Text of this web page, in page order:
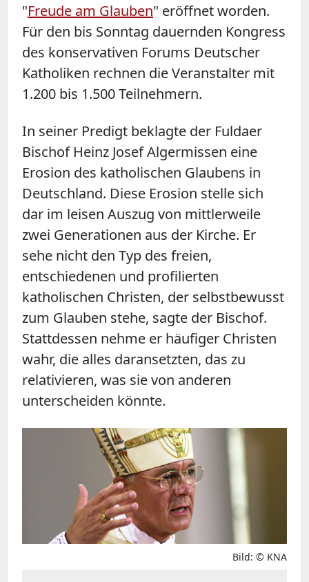
"Freude am Glauben" eröffnet worden.
Für den bis Sonntag dauernden Kongress
des konservativen Forums Deutscher
Katholiken rechnen die Veranstalter mit
1.200 bis 1.500 Teilnehmern.
In seiner Predigt beklagte der Fuldaer
Bischof Heinz Josef Algermissen eine
Erosion des katholischen Glaubens in
Deutschland. Diese Erosion stelle sich
dar im leisen Auszug von mittlerweile
zwei Generationen aus der Kirche. Er
sehe nicht den Typ des freien,
entschiedenen und profilierten
katholischen Christen, der selbstbewusst
zum Glauben stehe, sagte der Bischof.
Stattdessen nehme er häufiger Christen
wahr, die alles daransetzten, das zu
relativieren, was sie von anderen
unterscheiden könnte.
Bild: © KNA